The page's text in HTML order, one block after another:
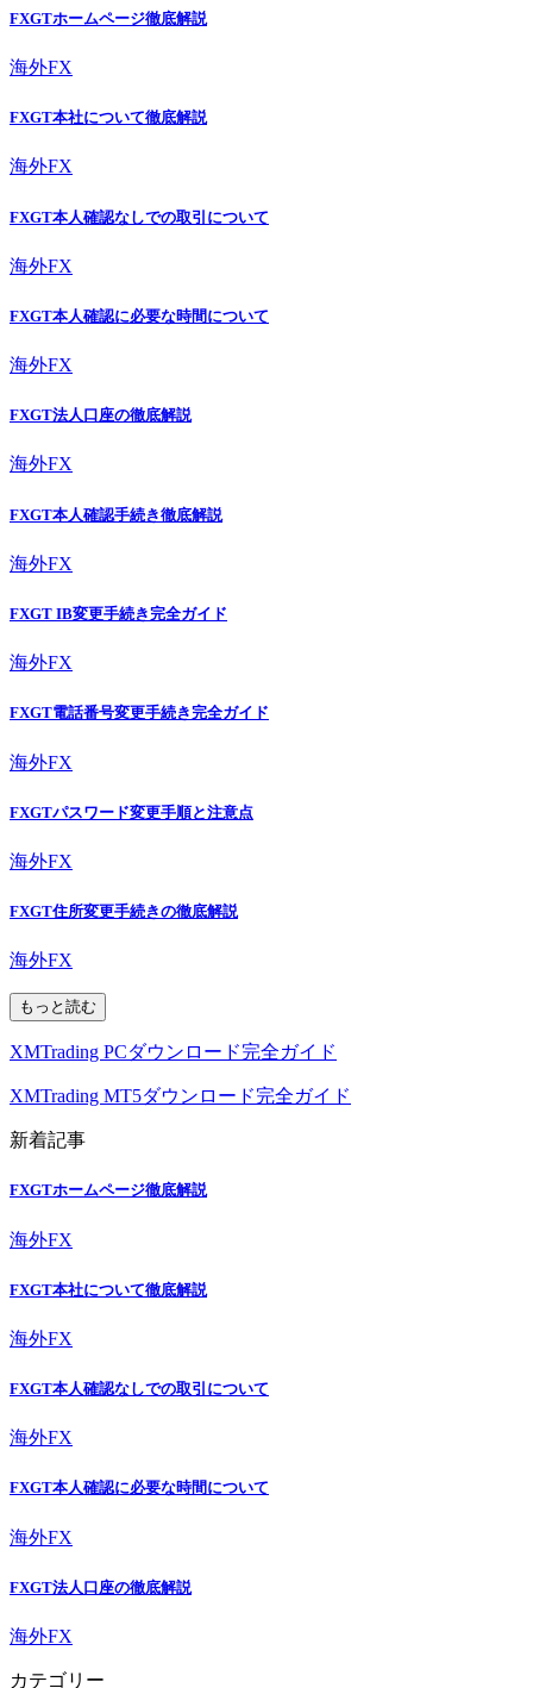
FXGTホームページ徹底解説
海外FX
FXGT本社について徹底解説
海外FX
FXGT本人確認なしでの取引について
海外FX
FXGT本人確認に必要な時間について
海外FX
FXGT法人口座の徹底解説
海外FX
FXGT本人確認手続き徹底解説
海外FX
FXGT IB変更手続き完全ガイド
海外FX
FXGT電話番号変更手続き完全ガイド
海外FX
FXGTパスワード変更手順と注意点
海外FX
FXGT住所変更手続きの徹底解説
海外FX
もっと読む
XMTrading PCダウンロード完全ガイド
XMTrading MT5ダウンロード完全ガイド
新着記事
FXGTホームページ徹底解説
海外FX
FXGT本社について徹底解説
海外FX
FXGT本人確認なしでの取引について
海外FX
FXGT本人確認に必要な時間について
海外FX
FXGT法人口座の徹底解説
海外FX
カテゴリー